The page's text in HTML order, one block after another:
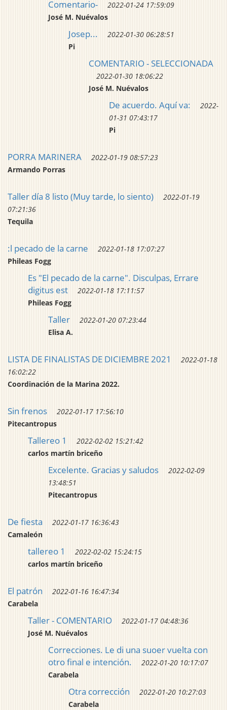
Comentario-
2022-01-24 17:59:09
José M. Nuévalos
Josep...
2022-01-30 06:28:51
Pi
COMENTARIO - SELECCIONADA
2022-01-30 18:06:22
José M. Nuévalos
De acuerdo. Aquí va:
2022-
01-31 07:43:17
Pi
PORRA MARINERA
2022-01-19 08:57:23
Armando Porras
Taller día 8 listo (Muy tarde, lo siento)
2022-01-19
07:21:36
Tequila
:l pecado de la carne
2022-01-18 17:07:27
Phileas Fogg
Es "El pecado de la carne". Disculpas, Errare
digitus est
2022-01-18 17:11:57
Phileas Fogg
Taller
2022-01-20 07:23:44
Elisa A.
LISTA DE FINALISTAS DE DICIEMBRE 2021
2022-01-18
16:02:22
Coordinación de la Marina 2022.
Sin frenos
2022-01-17 17:56:10
Pitecantropus
Tallereo 1
2022-02-02 15:21:42
carlos martín briceño
Excelente. Gracias y saludos
2022-02-09
13:48:51
Pitecantropus
De fiesta
2022-01-17 16:36:43
Camaleón
tallereo 1
2022-02-02 15:24:15
carlos martín briceño
El patrón
2022-01-16 16:47:34
Carabela
Taller - COMENTARIO
2022-01-17 04:48:36
José M. Nuévalos
Correcciones. Le di una suoer vuelta con
otro final e intención.
2022-01-20 10:17:07
Carabela
Otra corrección
2022-01-20 10:27:03
Carabela